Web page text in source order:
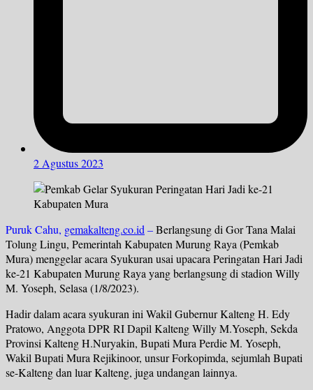
2 Agustus 2023
Puruk Cahu, gemakalteng.co.id–Berlangsung di Gor Tana Malai
Tolung Lingu, Pemerintah Kabupaten Murung Raya (Pemkab
Mura) menggelar acara Syukuran usai upacara Peringatan Hari Jadi
ke-21 Kabupaten Murung Raya yang berlangsung di stadion Willy
M. Yoseph, Selasa (1/8/2023).
Hadir dalam acara syukuran ini Wakil Gubernur Kalteng H. Edy
Pratowo, Anggota DPR RI Dapil Kalteng Willy M.Yoseph, Sekda
Provinsi Kalteng H.Nuryakin, Bupati Mura Perdie M. Yoseph,
Wakil Bupati Mura Rejikinoor, unsur Forkopimda, sejumlah Bupati
se-Kalteng dan luar Kalteng, juga undangan lainnya.